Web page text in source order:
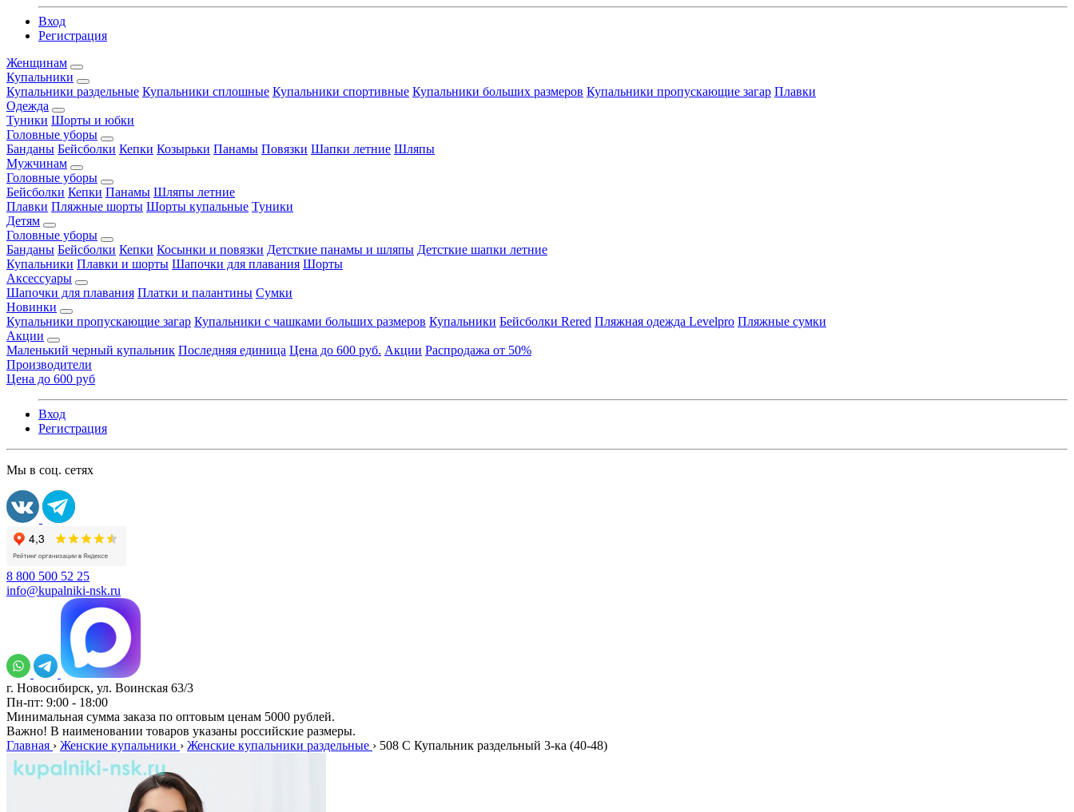
Вход
Регистрация
Женщинам
Купальники
Купальники раздельные Купальники сплошные Купальники спортивные Купальники больших размеров Купальники пропускающие загар Плавки
Одежда
Туники Шорты и юбки
Головные уборы
Банданы Бейсболки Кепки Козырьки Панамы Повязки Шапки летние Шляпы
Мужчинам
Головные уборы
Бейсболки Кепки Панамы Шляпы летние
Плавки Пляжные шорты Шорты купальные Туники
Детям
Головные уборы
Банданы Бейсболки Кепки Косынки и повязки Детсткие панамы и шляпы Детсткие шапки летние
Купальники Плавки и шорты Шапочки для плавания Шорты
Аксессуары
Шапочки для плавания Платки и палантины Сумки
Новинки
Купальники пропускающие загар Купальники с чашками больших размеров Купальники Бейсболки Rered Пляжная одежда Levelpro Пляжные сумки
Акции
Маленький черный купальник Последняя единица Цена до 600 руб. Акции Распродажа от 50%
Производители
Цена до 600 руб
Вход
Регистрация
Мы в соц. сетях
8 800 500 52 25
info@kupalniki-nsk.ru
г. Новосибирск, ул. Воинская 63/3
Пн-пт: 9:00 - 18:00
Минимальная сумма заказа по оптовым ценам 5000 рублей.
Важно! В наименовании товаров указаны российские размеры.
Главная › Женские купальники › Женские купальники раздельные › 508 C Купальник раздельный 3-ка (40-48)